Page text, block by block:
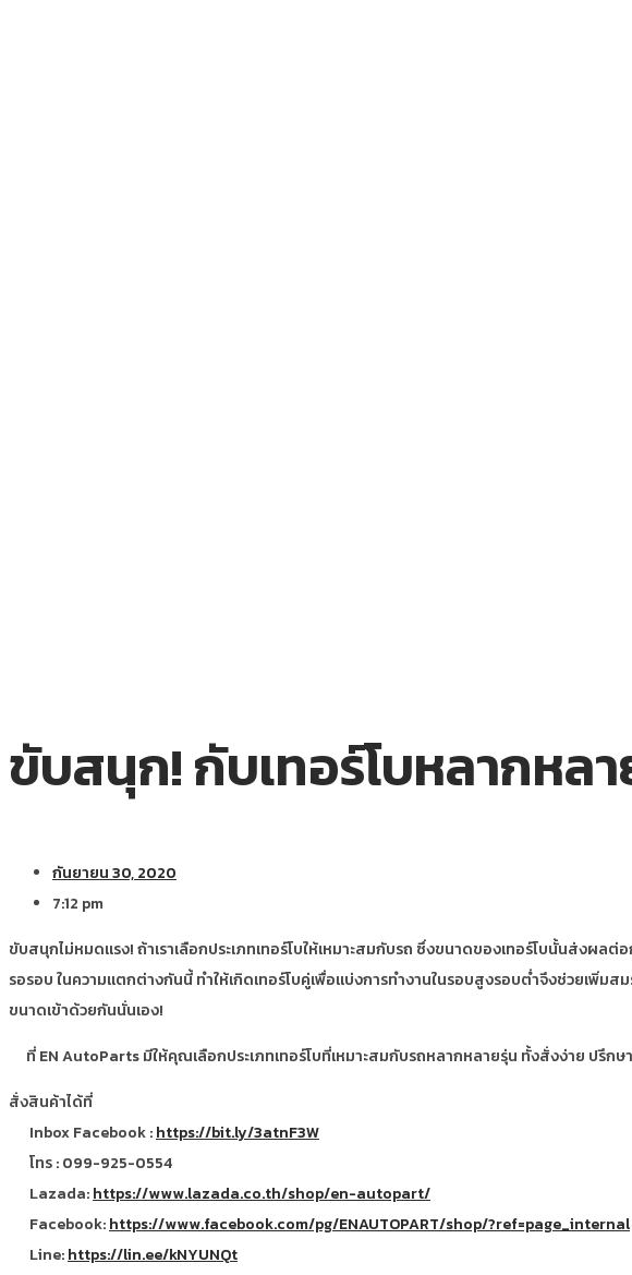
ขับสนุก! กับเทอร์โบหลากหล
กันยายน 30, 2020
7:12 pm
ขับสนุกไม่หมดแรง! ถ้าเราเลือกประเภทเทอร์โบให้เหมาะสมกับรถ ซึ่งขนาดของเทอร์โบนั้นส่งผ
รอรอบ ในความแตกต่างกันนี้ ทำให้เกิดเทอร์โบคู่เพื่อแบ่งการทำงานในรอบสูงรอบต่ำจึงช่วยเพิ่
ขนาดเข้าด้วยกันนั่นเอง!
ที่ EN AutoParts มีให้คุณเลือกประเภทเทอร์โบที่เหมาะสมกับรถหลากหลายรุ่น ทั้งสั่งง่าย ปรึก
สั่งสินค้าได้ที่
Inbox Facebook :https://bit.ly/3atnF3W
โทร : 099-925-0554
Lazada:https://www.lazada.co.th/shop/en-autopart/
Facebook:https://www.facebook.com/pg/ENAUTOPART/shop/?ref=page_internal
Line:https://lin.ee/kNYUNQt